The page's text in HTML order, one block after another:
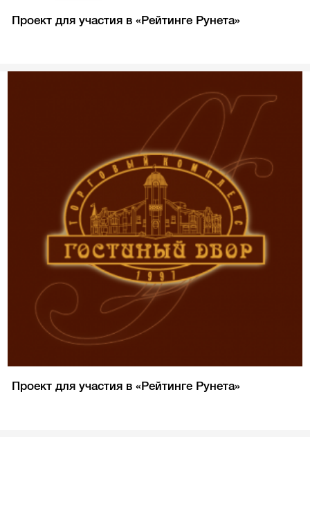
Проект для участия в «Рейтинге Рунета»
Проект для участия в «Рейтинге Рунета»